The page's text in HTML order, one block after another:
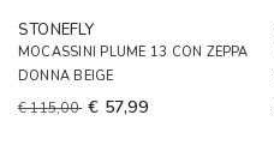
STONEFLY
MOCASSINI PLUME 13 CON ZEPPA
DONNA BEIGE
€ 115,00 € 57,99